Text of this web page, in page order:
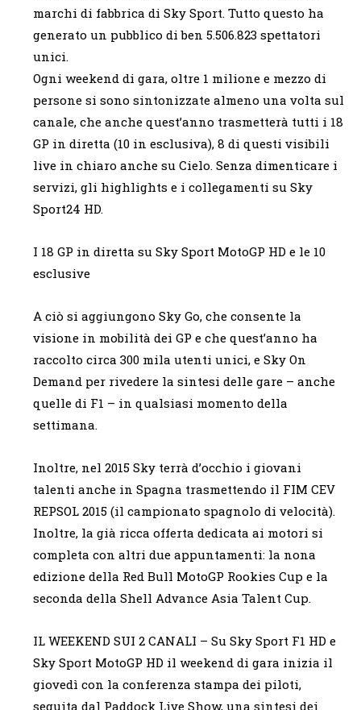
marchi di fabbrica di Sky Sport. Tutto questo ha
generato un pubblico di ben 5.506.823 spettatori
unici.
Ogni weekend di gara, oltre 1 milione e mezzo di
persone si sono sintonizzate almeno una volta sul
canale, che anche quest’anno trasmetterà tutti i 18
GP in diretta (10 in esclusiva), 8 di questi visibili
live in chiaro anche su Cielo. Senza dimenticare i
servizi, gli highlights e i collegamenti su Sky
Sport24 HD.
I 18 GP in diretta su Sky Sport MotoGP HD e le 10
esclusive
A ciò si aggiungono Sky Go, che consente la
visione in mobilità dei GP e che quest’anno ha
raccolto circa 300 mila utenti unici, e Sky On
Demand per rivedere la sintesi delle gare – anche
quelle di F1 – in qualsiasi momento della
settimana.
Inoltre, nel 2015 Sky terrà d’occhio i giovani
talenti anche in Spagna trasmettendo il FIM CEV
REPSOL 2015 (il campionato spagnolo di velocità).
Inoltre, la già ricca offerta dedicata ai motori si
completa con altri due appuntamenti: la nona
edizione della Red Bull MotoGP Rookies Cup e la
seconda della Shell Advance Asia Talent Cup.
IL WEEKEND SUI 2 CANALI – Su Sky Sport F1 HD e
Sky Sport MotoGP HD il weekend di gara inizia il
giovedì con la conferenza stampa dei piloti,
seguita dal Paddock Live Show, una sintesi dei